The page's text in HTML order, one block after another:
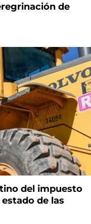
de
del impuesto
de las